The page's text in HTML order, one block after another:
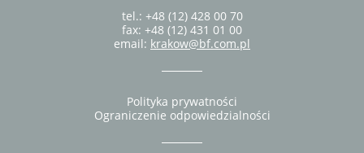
tel.: +48 (12) 428 00 70
fax: +48 (12) 431 01 00
email: krakow@bf.com.pl
Polityka prywatności
Ograniczenie odpowiedzialności